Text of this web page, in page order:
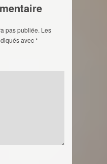
pas publiée. Les
avec*